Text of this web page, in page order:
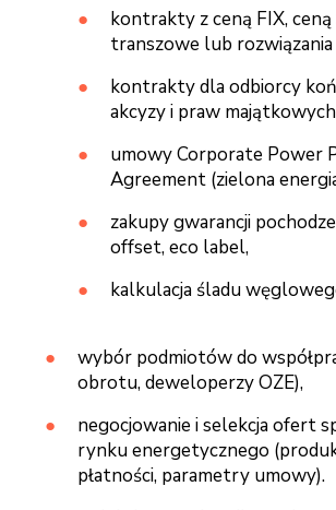
kontrakty z ceną FIX, ceną
transzowe lub
kontrakty dla odbiorcy
akcyzy i praw
umowy Corporate Power
Agreement (zielona
zakupy gwarancji
offset, eco label,
kalkulacja śladu
wybór podmiotów do
obrotu, deweloperzy OZE),
negocjowanie i selekcja ofert
rynku energetycznego
płatności, parametry umowy).